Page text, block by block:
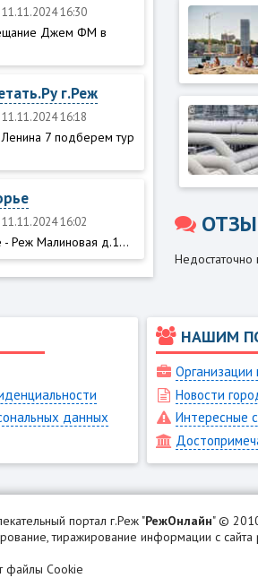
11.11.2024 16:30
Джем ФМ в
г.Реж
11.11.2024 16:18
Ленина 7 подберем тур
11.11.2024 16:02
- Реж Малиновая д.1...
Недостаточно
данных
НАШИМ
Организации
Новости
Интересные
портал г.Реж "РежОнлайн" ©
тиражирование информации с
файлы Cookie